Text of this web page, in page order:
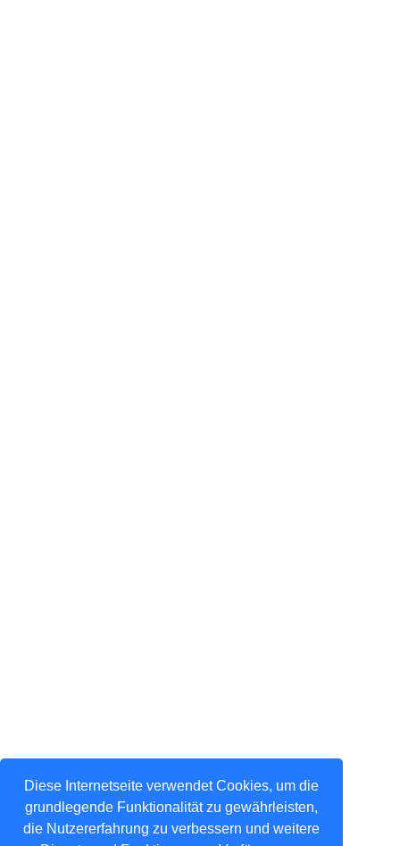
Diese Internetseite verwendet Cookies, um die
grundlegende Funktionalität zu gewährleisten,
die Nutzererfahrung zu verbessern und weitere